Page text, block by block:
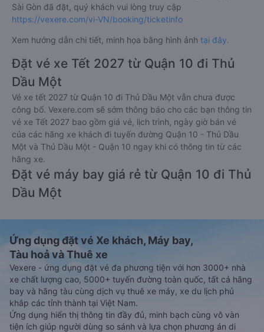
Sài Gòn đã đặt, quý khách vui lòng truy cập
https://vexere.com/vi-VN/booking/ticketinfo
Xem hướng dẫn chi tiết, minh họa bằng hình ảnh tại đây.
Đặt vé xe Tết 2027 từ Quận 10 đi Thủ
Dầu Một
Vé xe tết 2027 từ Quận 10 đi Thủ Dầu Một vẫn chưa được
công bố. Vexere.com sẽ sớm thông báo cho các bạn thông tin
vé xe Tết 2027 bao gồm giá vé, lịch trình, ngày giờ bán vé
của các hãng xe khách đi tuyến đường Quận 10 - Thủ Dầu
Một và Thủ Dầu Một - Quận 10 ngay khi có thông tin từ các
hãng xe.
Đặt vé máy bay giá rẻ từ Quận 10 đi Thủ
Dầu Một
Ứng dụng đặt vé Xe khách, Máy bay,
Tàu hoả và Thuê xe
Vexere - ứng dụng đặt vé đa phương tiện với hơn 3000+ nhà
xe chất lượng cao, 5000+ tuyến đường toàn quốc, tất cả hãng
bay và hãng tàu cùng dịch vụ thuê xe máy, xe du lịch phủ
khắp các tỉnh thành tại Việt Nam.
Ứng dụng hiển thị thông tin đầy đủ, minh bạch cùng vô vàn
tiện ích giúp người dùng so sánh và lựa chọn phương án di